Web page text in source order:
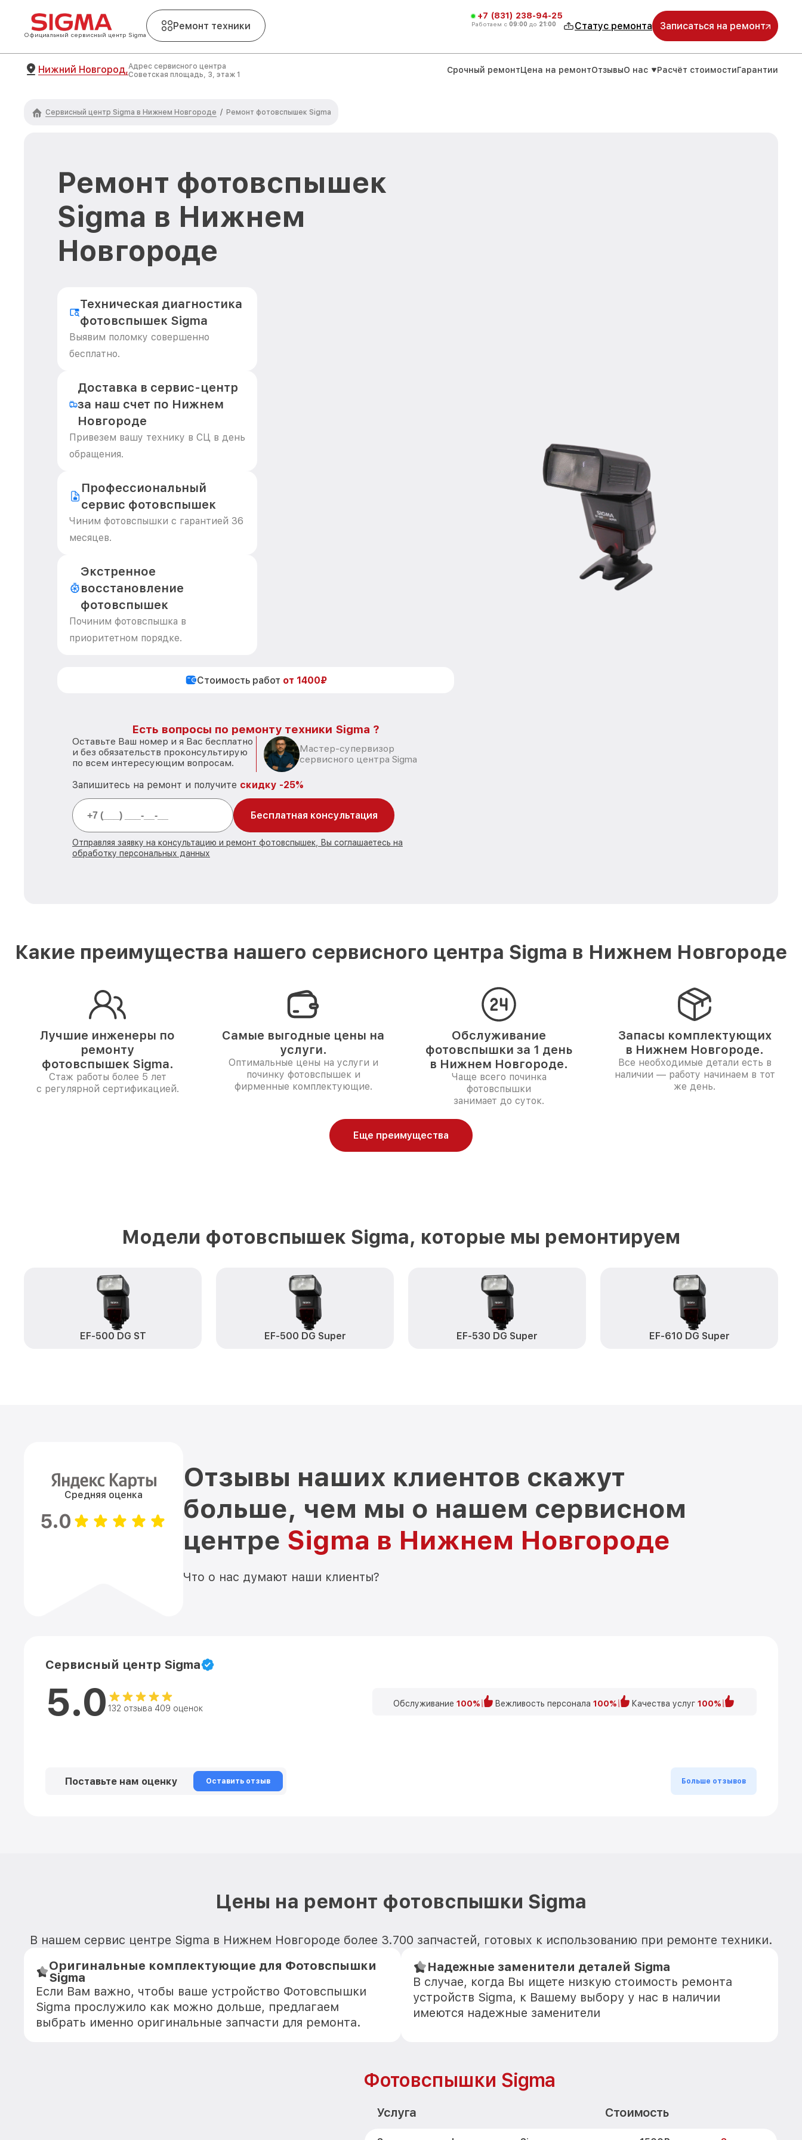
Официальный сервисный центр Sigma
Ремонт техники
+7 (831) 238-94-25
Работаем с 09:00 до 21:00 Статус ремонта Записаться на ремонт
Нижний Новгород,Адрес сервисного центра
Советская площадь, 3, этаж 1
Срочный ремонтЦена на ремонтОтзывыО нас Расчёт стоимостиГарантии
Сервисный центр Sigma в Нижнем Новгороде / Ремонт фотовспышек Sigma
Ремонт фотовспышек
Sigma в Нижнем
Новгороде
Техническая диагностика
фотовспышек Sigma
Выявим поломку совершенно
бесплатно.
Доставка в сервис-центр
за наш счет по Нижнем
Новгороде
Привезем вашу технику в СЦ в день
обращения.
Профессиональный
сервис фотовспышек
Чиним фотовспышки с гарантией 36
месяцев.
Экстренное
восстановление
фотовспышек
Починим фотовспышка в
приоритетном порядке.
Стоимость работ от 1400₽
Есть вопросы по ремонту техники Sigma ?
Оставьте Ваш номер и я Вас бесплатно
и без обязательств проконсультирую
по всем интересующим вопросам.
Мастер-супервизор
сервисного центра Sigma
Запишитесь на ремонт и получите скидку -25%
Бесплатная консультация
Отправляя заявку на консультацию и ремонт фотовспышек, Вы соглашаетесь на
обработку персональных данных
Какие преимущества нашего сервисного центра Sigma в Нижнем Новгороде
Лучшие инженеры по
ремонту
фотовспышек Sigma.
Стаж работы более 5 лет
с регулярной сертификацией.
Самые выгодные цены на
услуги.
Оптимальные цены на услуги и
починку фотовспышек и
фирменные комплектующие.
Обслуживание
фотовспышки за 1 день
в Нижнем Новгороде.
Чаще всего починка
фотовспышки
занимает до суток.
Запасы комплектующих
в Нижнем Новгороде.
Все необходимые детали есть в
наличии — работу начинаем в тот
же день.
Еще преимущества
Модели фотовспышек Sigma, которые мы ремонтируем
EF-500 DG ST EF-500 DG Super EF-530 DG Super EF-610 DG Super
Средняя оценка
5.0
Отзывы наших клиентов скажут
больше, чем мы о нашем сервисном
центре Sigma в Нижнем Новгороде
Что о нас думают наши клиенты?
Сервисный центр Sigma
5.0 132 отзыва 409 оценок Обслуживание 100% Вежливость персонала 100% Качества услуг 100%
Поставьте нам оценку Оставить отзыв Больше отзывов
Цены на ремонт фотовспышки Sigma
В нашем сервис центре Sigma в Нижнем Новгороде более 3.700 запчастей, готовых к использованию при ремонте техники.
Оригинальные комплектующие для Фотовспышки
Sigma
Если Вам важно, чтобы ваше устройство Фотовспышки
Sigma прослужило как можно дольше, предлагаем
выбрать именно оригинальные запчасти для ремонта.
Надежные заменители деталей Sigma
В случае, когда Вы ищете низкую стоимость ремонта
устройств Sigma, к Вашему выбору у нас в наличии
имеются надежные заменители
Фотовспышки Sigma
Услуга Стоимость